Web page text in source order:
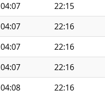
04:07 22:15
04:07 22:16
04:07 22:16
04:07 22:16
04:08 22:16